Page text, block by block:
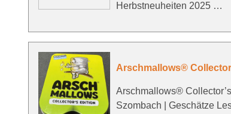
Herbstneuheiten 2025 …
Arschmallows®
Arschmallows®
Szombach | Geschätze